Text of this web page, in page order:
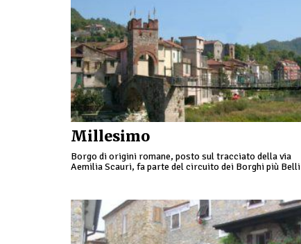
Millesimo
Borgo di origini romane, posto sul tracciato della via
Aemilia Scauri, fa parte del circuito dei Borghi più Belli
sviluppatosi nel Duecento.